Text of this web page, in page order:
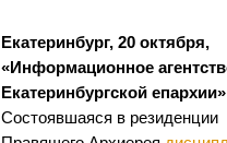
Екатеринбург, 20 октября,
«Информационное
Екатеринбургской
Состоявшаяся в резиденции